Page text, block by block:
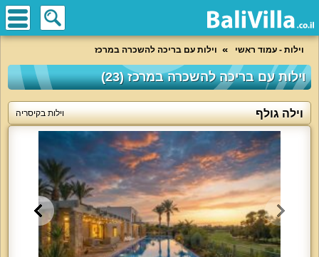
וילות - עמוד ראשי וילות עם בריכה להשכרה במרכז
וילות עם בריכה להשכרה במרכז (23)
וילה גולף וילות בקיסריה